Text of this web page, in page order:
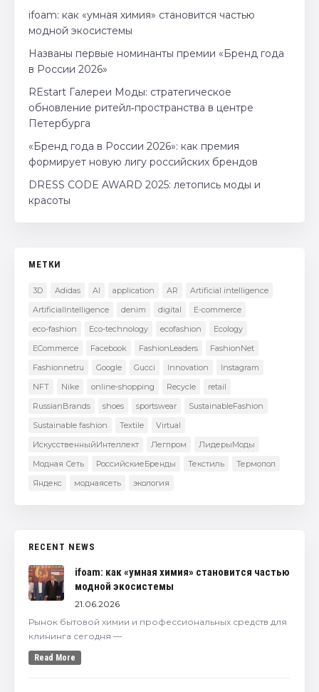
ifoam: как «умная химия» становится частью
модной экосистемы
Названы первые номинанты премии «Бренд года
в России 2026»
REstart Галереи Моды: стратегическое
обновление ритейл‑пространства в центре
Петербурга
«Бренд года в России 2026»: как премия
формирует новую лигу российских брендов
DRESS CODE AWARD 2025: летопись моды и
красоты
МЕТКИ
3D Adidas AI application AR
Artificial intelligence
ArtificialIntelligence
denim digital
E-commerce
eco-fashion
Eco-technology ecofashion
Ecology
ECommerce
Facebook FashionLeaders
FashionNet
Fashionnetru
Google Gucci Innovation
Instagram
NFT
Nike online-shopping Recycle
retail
RussianBrands
shoes sportswear
SustainableFashion
Sustainable fashion
Textile
Virtual
ИскусственныйИнтеллект
Легпром
ЛидерыМоды
Модная Сеть
РоссийскиеБренды Текстиль
Термопол
Яндекс
моднаясеть экология
RECENT NEWS
ifoam: как «умная химия» становится частью
модной экосистемы
21.06.2026
Рынок бытовой химии и профессиональных средств для
клининга сегодня —
Read More